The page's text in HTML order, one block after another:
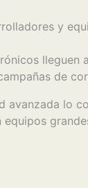
y
lleguen
de
avanzada lo